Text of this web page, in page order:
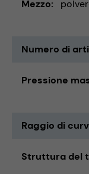
Mezzo
Numero di
Pressione
Raggio di
Struttura del